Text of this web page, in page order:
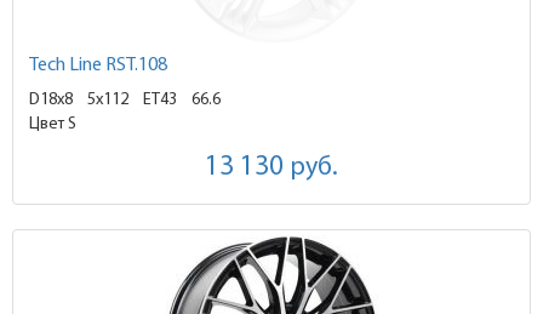
Tech Line RST.108
D18x8 5x112 ET43
66.6
Цвет S
13 130 руб.